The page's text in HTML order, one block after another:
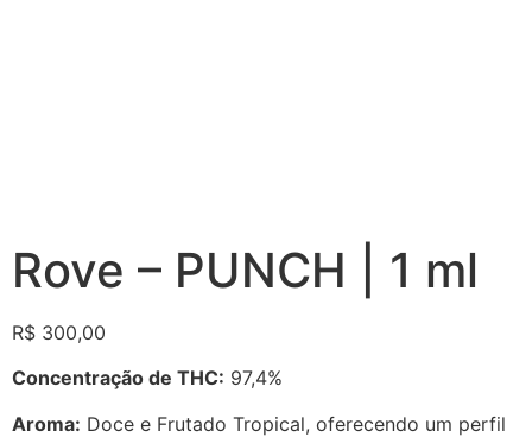
Rove – PUNCH | 1 ml
R$ 300,00
Concentração de THC: 97,4%
Aroma: Doce e Frutado Tropical, oferecendo um perfil